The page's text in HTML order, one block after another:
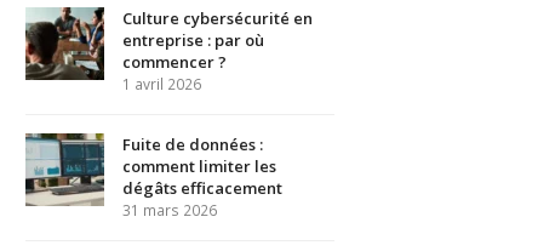
Culture cybersécurité en
entreprise : par où
commencer ?
1 avril 2026
Fuite de données :
comment limiter les
dégâts efficacement
31 mars 2026